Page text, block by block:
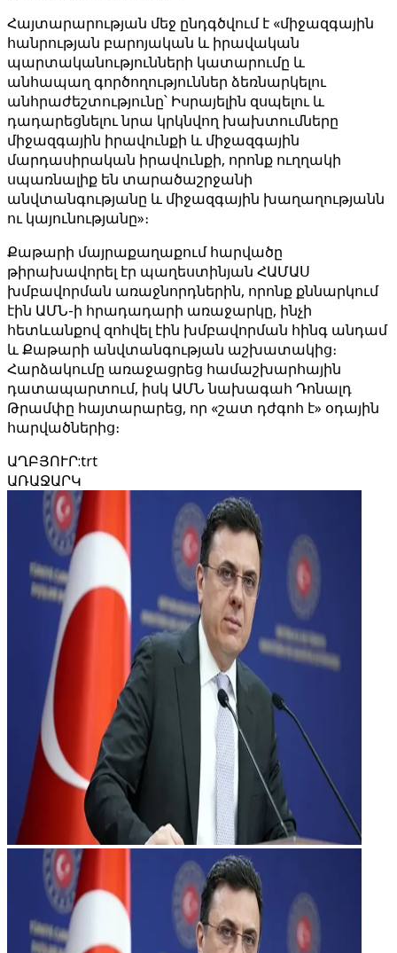
Հայտարարության մեջ ընդգծվում է «միջազգային
հանրության բարոյական և իրավական
պարտականությունների կատարումը և
անհապաղ գործողություններ ձեռնարկելու
անհրաժեշտությունը՝ Իսրայելին զսպելու և
դադարեցնելու նրա կրկնվող խախտումները
միջազգային իրավունքի և միջազգային
մարդասիրական իրավունքի, որոնք ուղղակի
սպառնալիք են տարածաշրջանի
անվտանգությանը և միջազգային խաղաղությանն
ու կայունությանը»։
Քաթարի մայրաքաղաքում հարվածը
թիրախավորել էր պաղեստինյան ՀԱՄԱՍ
խմբավորման առաջնորդներին, որոնք քննարկում
էին ԱՄՆ-ի հրադադարի առաջարկը, ինչի
հետևանքով զոհվել էին խմբավորման հինգ անդամ
և Քաթարի անվտանգության աշխատակից։
Հարձակումը առաջացրեց համաշխարհային
դատապարտում, իսկ ԱՄՆ նախագահ Դոնալդ
Թրամփը հայտարարեց, որ «շատ դժգոհ է» օդային
հարվածներից։
ԱՂԲՅՈՒՐ:trt
ԱՌԱՋԱՐԿ